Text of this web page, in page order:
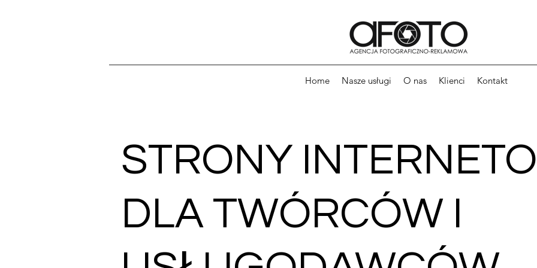
Home Nasze usługi O nas Klienci Kontakt
STRONY
DLA TWÓRCÓW I